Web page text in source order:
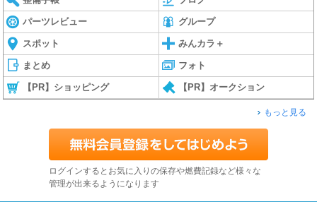
パーツレビュー グループ
スポット みんカラ＋
まとめ フォト
【PR】ショッピング 【PR】オークション
もっと見る
ログインするとお気に入りの保存や燃費記録など様々な
管理が出来るようになります